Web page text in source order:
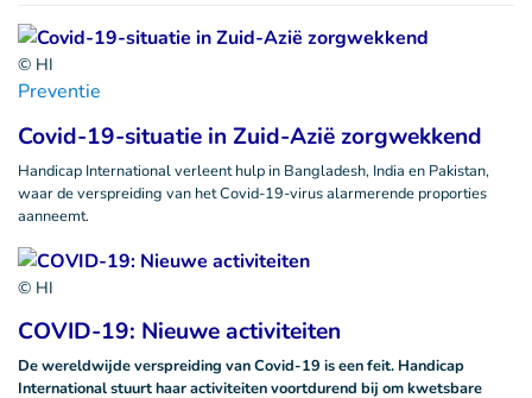
© HI
Preventie
Covid-19-situatie in Zuid-Azië zorgwekkend
Handicap International verleent hulp in Bangladesh, India en Pakistan,
waar de verspreiding van het Covid-19-virus alarmerende proporties
aanneemt.
© HI
COVID-19: Nieuwe activiteiten
De wereldwijde verspreiding van Covid-19 is een feit. Handicap
International stuurt haar activiteiten voortdurend bij om kwetsbare